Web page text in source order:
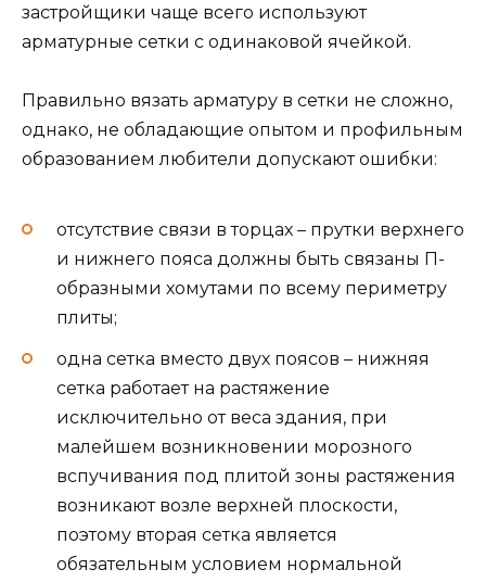
застройщики чаще всего используют
арматурные сетки с одинаковой ячейкой.
Правильно вязать арматуру в сетки не сложно,
однако, не обладающие опытом и профильным
образованием любители допускают ошибки:
отсутствие связи в торцах – прутки верхнего
и нижнего пояса должны быть связаны П-
образными хомутами по всему периметру
плиты;
одна сетка вместо двух поясов – нижняя
сетка работает на растяжение
исключительно от веса здания, при
малейшем возникновении морозного
вспучивания под плитой зоны растяжения
возникают возле верхней плоскости,
поэтому вторая сетка является
обязательным условием нормальной